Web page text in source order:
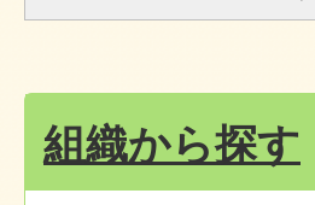
組織から探す